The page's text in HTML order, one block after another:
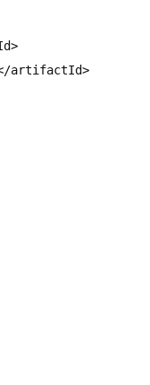
artifactId>